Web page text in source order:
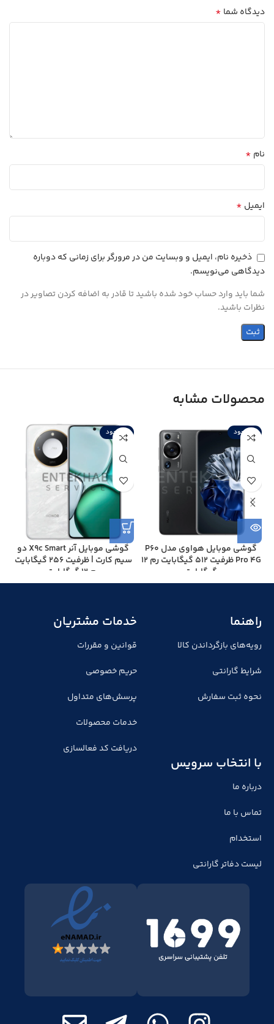
دیدگاه شما *
نام *
ایمیل *
ذخیره نام، ایمیل و وبسایت من در مرورگر برای زمانی که دوباره
دیدگاهی می‌نویسم.
شما باید وارد حساب خود شده باشید تا قادر به اضافه کردن تصاویر در
نظرات باشید.
محصولات مشابه
ناموجود
گوشی موبايل هواوی مدل P60
Pro 4G ظرفیت 512 گیگابایت رم 12
گیگابایت
ناموجود
گوشی موبایل آنر X9c Smart دو
سیم کارت | ظرفیت 256 گیگابایت
رم 12 گیگابایت
راهنما
رویه‌های بازگرداندن کالا
شرایط گارانتی
نحوه ثبت سفارش
خدمات مشتریان
قوانین و مقررات
حریم خصوصی
پرسش‌های متداول
خدمات محصولات
دریافت کد فعالسازی
با انتخاب سرویس
درباره ما
تماس با ما
استخدام
لیست دفاتر گارانتی